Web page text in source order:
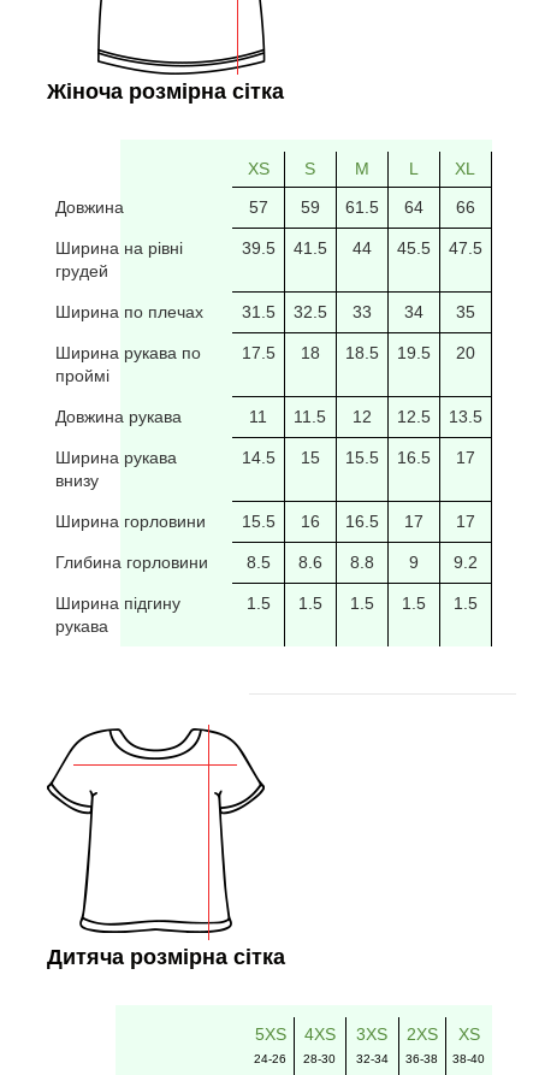
Жіноча розмірна сітка
XS S M L XL
Довжина
57 59 61.5 64 66
Ширина на рівні
грудей
39.5 41.5 44 45.5 47.5
Ширина по плечах 31.5 32.5 33 34 35
Ширина рукава по
проймі
17.5 18 18.5 19.5 20
Довжина рукава 11 11.5 12 12.5 13.5
Ширина рукава
внизу
14.5 15 15.5 16.5 17
Ширина горловини 15.5 16 16.5 17 17
Глибина горловини 8.5 8.6 8.8 9 9.2
Ширина підгину
рукава
1.5 1.5 1.5 1.5 1.5
Дитяча розмірна сітка
5XS
24-26
4XS
28-30
3XS
32-34
2XS
36-38
XS
38-40